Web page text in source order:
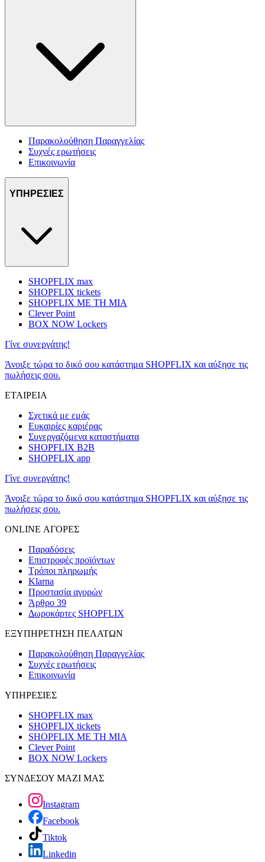
Παρακολούθηση Παραγγελίας
Συχνές ερωτήσεις
Επικοινωνία
ΥΠΗΡΕΣΙΕΣ
SHOPFLIX max
SHOPFLIX tickets
SHOPFLIX ΜΕ ΤΗ ΜΙΑ
Clever Point
BOX NOW Lockers
Γίνε συνεργάτης!
Άνοιξε τώρα το δικό σου κατάστημα SHOPFLIX και αύξησε τις
πωλήσεις σου.
ΕΤΑΙΡΕΙΑ
Σχετικά με εμάς
Ευκαιρίες καριέρας
Συνεργαζόμενα καταστήματα
SHOPFLIX B2B
SHOPFLIX app
Γίνε συνεργάτης!
Άνοιξε τώρα το δικό σου κατάστημα SHOPFLIX και αύξησε τις
πωλήσεις σου.
ONLINE ΑΓΟΡΕΣ
Παραδόσεις
Επιστροφές προϊόντων
Τρόποι πληρωμής
Klarna
Προστασία αγορών
Άρθρο 39
Δωροκάρτες SHOPFLIX
ΕΞΥΠΗΡΕΤΗΣΗ ΠΕΛΑΤΩΝ
Παρακολούθηση Παραγγελίας
Συχνές ερωτήσεις
Επικοινωνία
ΥΠΗΡΕΣΙΕΣ
SHOPFLIX max
SHOPFLIX tickets
SHOPFLIX ΜΕ ΤΗ ΜΙΑ
Clever Point
BOX NOW Lockers
ΣΥΝΔΕΣΟΥ ΜΑΖΙ ΜΑΣ
Instagram
Facebook
Tiktok
Linkedin